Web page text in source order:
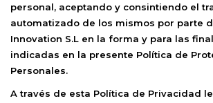
personal, aceptando y consintiendo el
automatizado de los mismos por parte
Innovation S.L en la forma y para las
indicadas en la presente Política de
Personales.
A través de esta Política de Privacidad